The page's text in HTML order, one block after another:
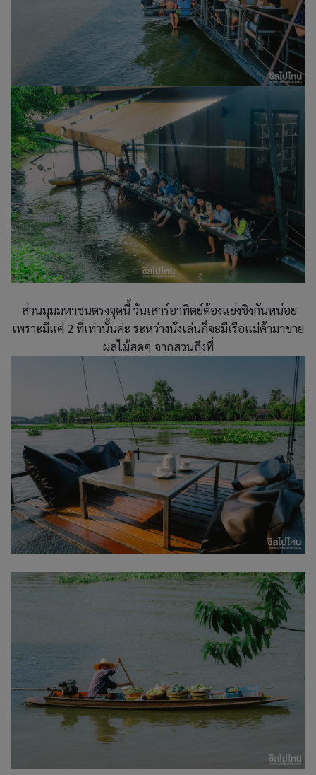
ส่วนมุมมหาชนตรงจุดนี้ วันเสาร์อาทิตย์ต้องแย่งชิงกันหน่อย
เพราะมีแค่ 2 ที่เท่านั้นค่ะ ระหว่างนั่งเล่นก็จะมีเรือแม่ค้ามาขาย
ผลไม้สดๆ จากสวนถึงที่